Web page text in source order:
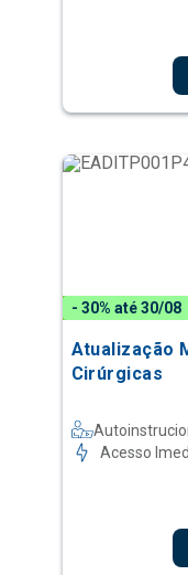
- 30% até 30/08
Atualização
Cirúrgicas
Acesso